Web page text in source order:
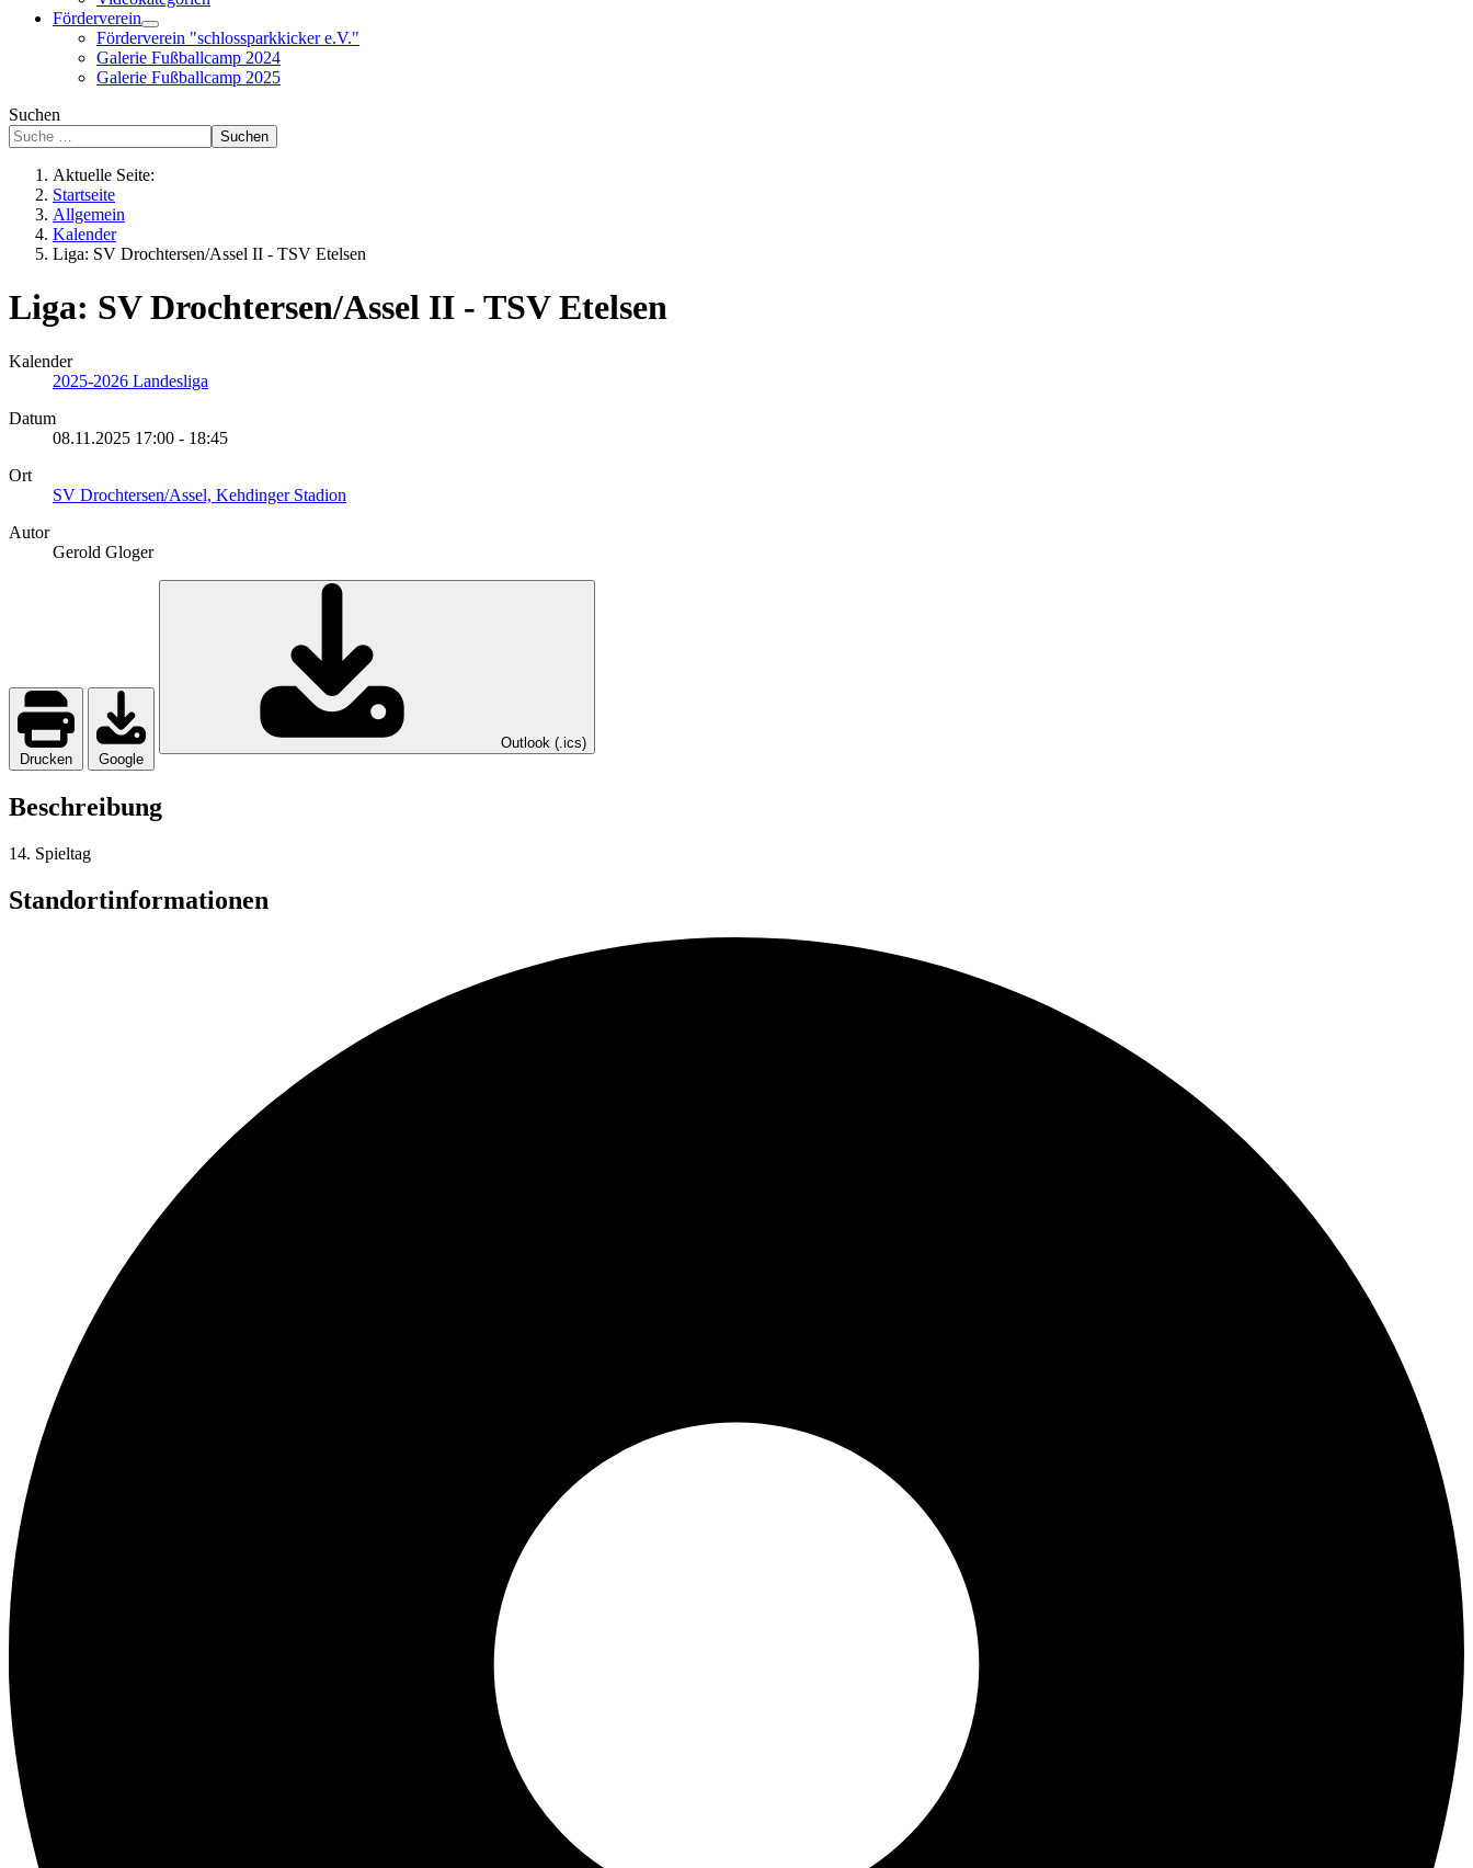
Förderverein
Förderverein "schlossparkkicker e.V."
Galerie Fußballcamp 2024
Galerie Fußballcamp 2025
Suchen
Suchen
Aktuelle Seite:
Startseite
Allgemein
Kalender
Liga: SV Drochtersen/Assel II - TSV Etelsen
Liga: SV Drochtersen/Assel II - TSV Etelsen
Kalender
2025-2026 Landesliga
Datum
08.11.2025 17:00 - 18:45
Ort
SV Drochtersen/Assel, Kehdinger Stadion
Autor
Gerold Gloger
Drucken Google
Outlook (.ics)
Beschreibung
14. Spieltag
Standortinformationen